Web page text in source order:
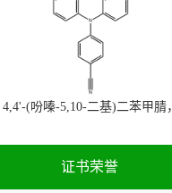
4,4'-(吩嗪-5,10-二基)二苯甲腈
证书荣誉